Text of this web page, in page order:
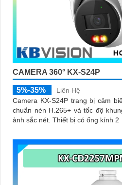
CAMERA 360° KX-S24P
5%-35%
Liên Hệ
Camera KX-S24P trang bị cảm
chuẩn nén H.265+ và tốc độ
ảnh sắc nét. Thiết bị có ống kính 2